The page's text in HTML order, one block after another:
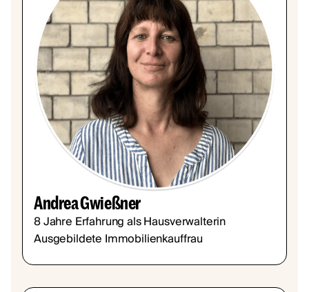
Andrea Gwießner
8 Jahre Erfahrung als Hausverwalterin
Ausgebildete Immobilienkauffrau